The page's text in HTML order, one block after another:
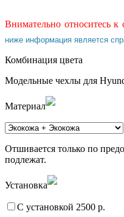
Внимательно относитесь к
ниже информация является
Комбинация цвета
Модельные чехлы для
Материал
Отшивается только по
подлежат.
Установка
С установкой 2500 р.